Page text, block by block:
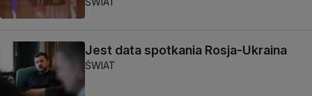
Jest data spotkania Rosja-Ukraina
ŚWIAT